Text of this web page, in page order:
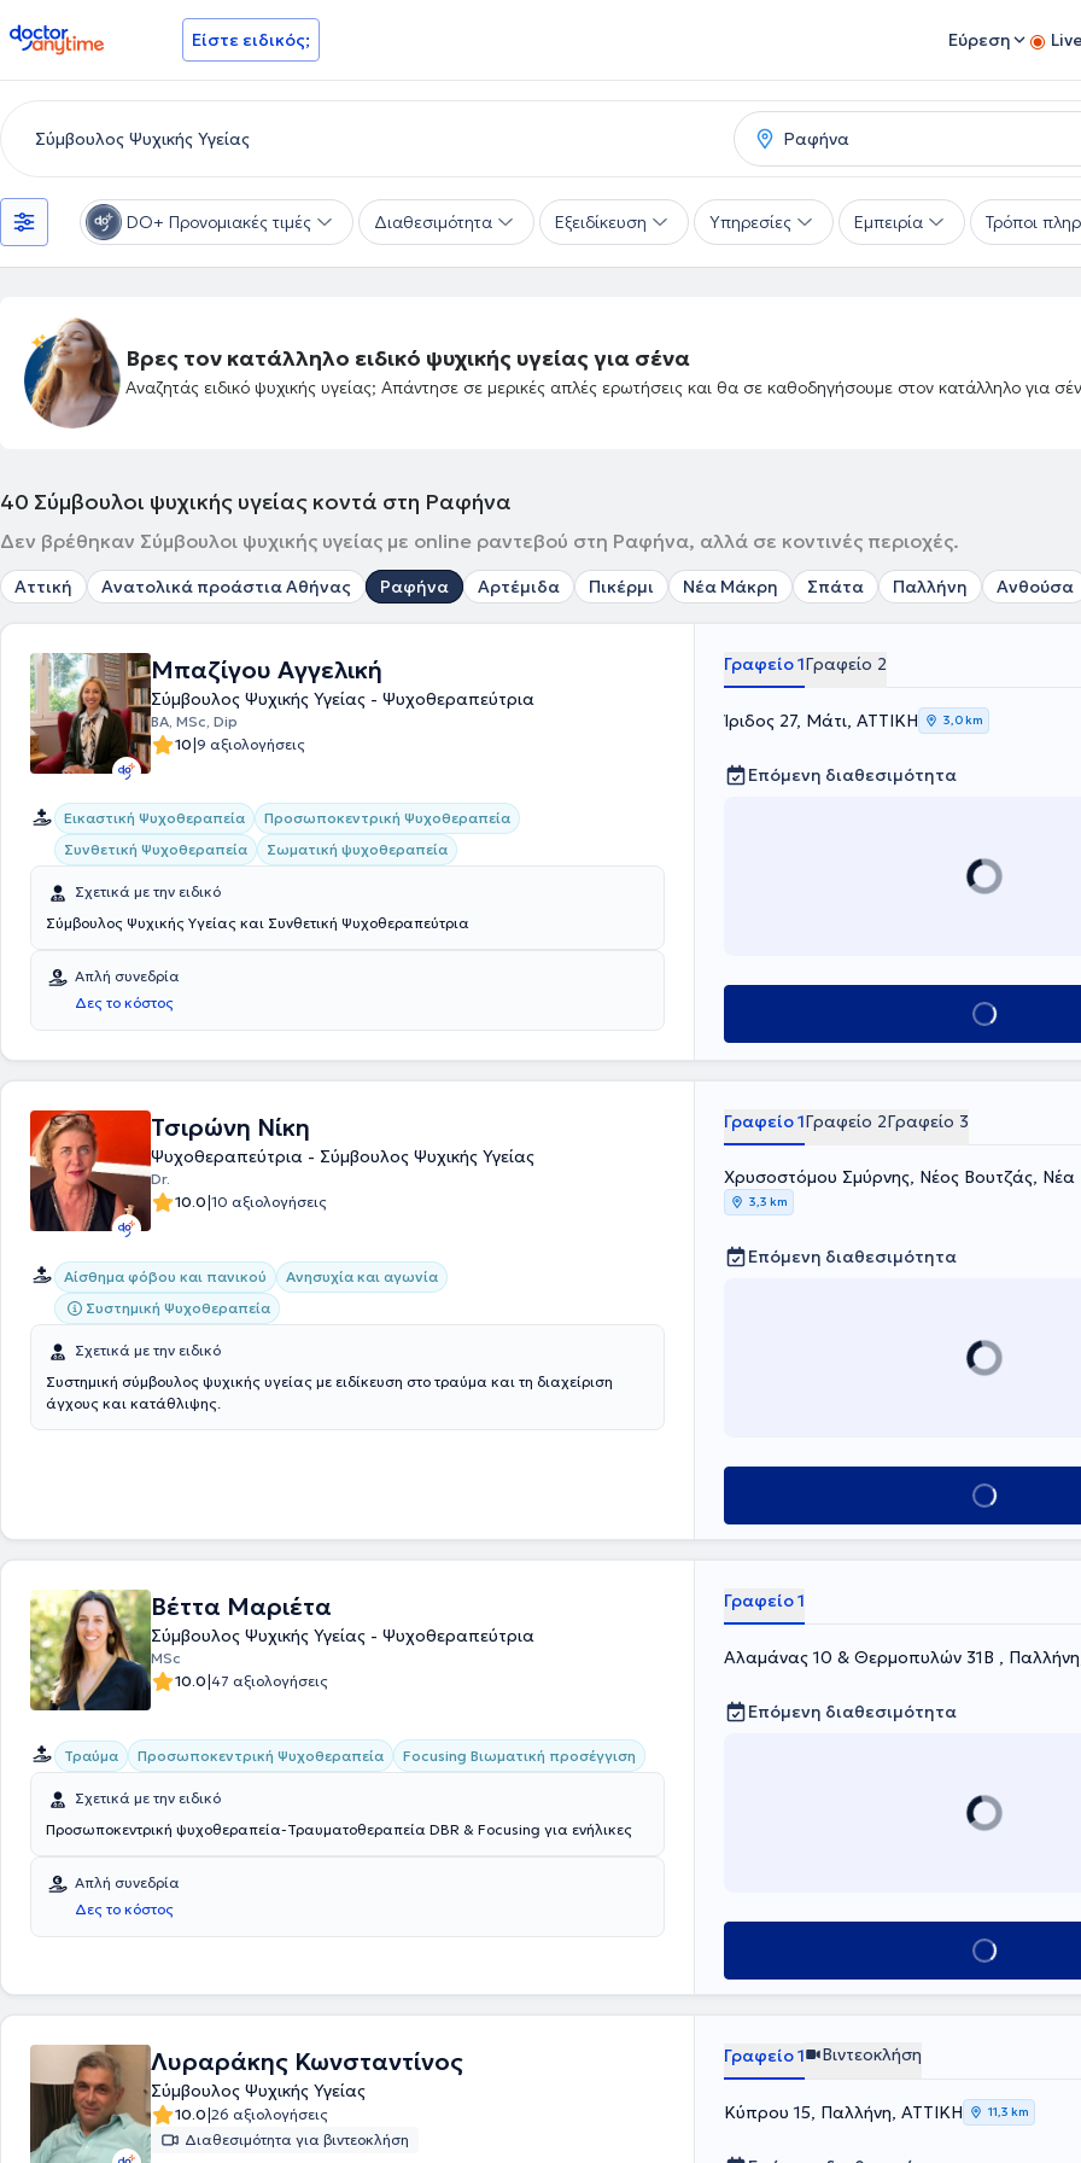
doctoranytime Είστε ειδικός; Εύρεση
DO+ Προνομιακές τιμές Διαθεσιμότητα Εξειδίκευση Υπηρεσίες Εμπειρία Τρόποι
Βρες τον κατάλληλο ειδικό ψυχικής υγείας για σένα
Αναζητάς ειδικό ψυχικής υγείας; Απάντησε σε μερικές απλές ερωτήσεις και θα σε καθοδηγήσουμε στον κατάλληλο για
40 Σύμβουλοι ψυχικής υγείας κοντά στη Ραφήνα
Δεν βρέθηκαν Σύμβουλοι ψυχικής υγείας με online ραντεβού στη Ραφήνα, αλλά σε κοντινές περιοχές.
Αττική Ανατολικά προάστια Αθήνας Ραφήνα Αρτέμιδα Πικέρμι Νέα Μάκρη Σπάτα Παλλήνη Ανθούσα
Μπαζίγου Αγγελική
Σύμβουλος Ψυχικής Υγείας - Ψυχοθεραπεύτρια
BA, MSc, Dip
10|9 αξιολογήσεις
Εικαστική Ψυχοθεραπεία
Προσωποκεντρική Ψυχοθεραπεία
Συνθετική Ψυχοθεραπεία
Σωματική ψυχοθεραπεία
Σχετικά με την ειδικό
Σύμβουλος Ψυχικής Υγείας και Συνθετική Ψυχοθεραπεύτρια
Απλή συνεδρία
Δες το κόστος
Γραφείο 1Γραφείο 2
Ίριδος 27, Μάτι, ΑΤΤΙΚΗ 3,0 km
Επόμενη διαθεσιμότητα
Κλείσε ραντεβού
Τσιρώνη Νίκη
Ψυχοθεραπεύτρια - Σύμβουλος Ψυχικής Υγείας
Dr.
10.0|10 αξιολογήσεις
Αίσθημα φόβου και πανικού
Ανησυχία και αγωνία
Συστημική Ψυχοθεραπεία
Σχετικά με την ειδικό
Συστημική σύμβουλος ψυχικής υγείας με ειδίκευση στο τραύμα και τη διαχείριση
άγχους και κατάθλιψης.
Γραφείο 1Γραφείο 2Γραφείο 3
Χρυσοστόμου Σμύρνης, Νέος Βουτζάς,
3,3 km
Επόμενη διαθεσιμότητα
Κλείσε ραντεβού
Βέττα Μαριέτα
Σύμβουλος Ψυχικής Υγείας - Ψυχοθεραπεύτρια
MSc
10.0|47 αξιολογήσεις
Τραύμα Προσωποκεντρική Ψυχοθεραπεία Focusing Βιωματική προσέγγιση
Σχετικά με την ειδικό
Προσωποκεντρική ψυχοθεραπεία-Τραυματοθεραπεία DBR & Focusing για ενήλικες
Απλή συνεδρία
Δες το κόστος
Γραφείο 1
Αλαμάνας 10 & Θερμοπυλών 31Β ,
Επόμενη διαθεσιμότητα
Κλείσε ραντεβού
Λυραράκης Κωνσταντίνος
Σύμβουλος Ψυχικής Υγείας
10.0|26 αξιολογήσεις
Διαθεσιμότητα για βιντεοκλήση
Γραφείο 1 Βιντεοκλήση
Κύπρου 15, Παλλήνη, ΑΤΤΙΚΗ 11,3 km